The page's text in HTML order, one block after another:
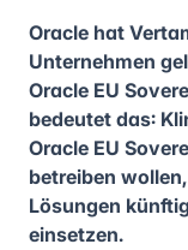
Oracle hat
Unternehmen
Oracle EU
bedeutet das:
Oracle EU
betreiben
Lösungen
einsetzen.